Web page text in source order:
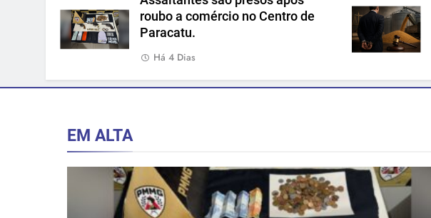
roubo a comércio no Centro de
Paracatu.
Há 4 Dias
EM ALTA